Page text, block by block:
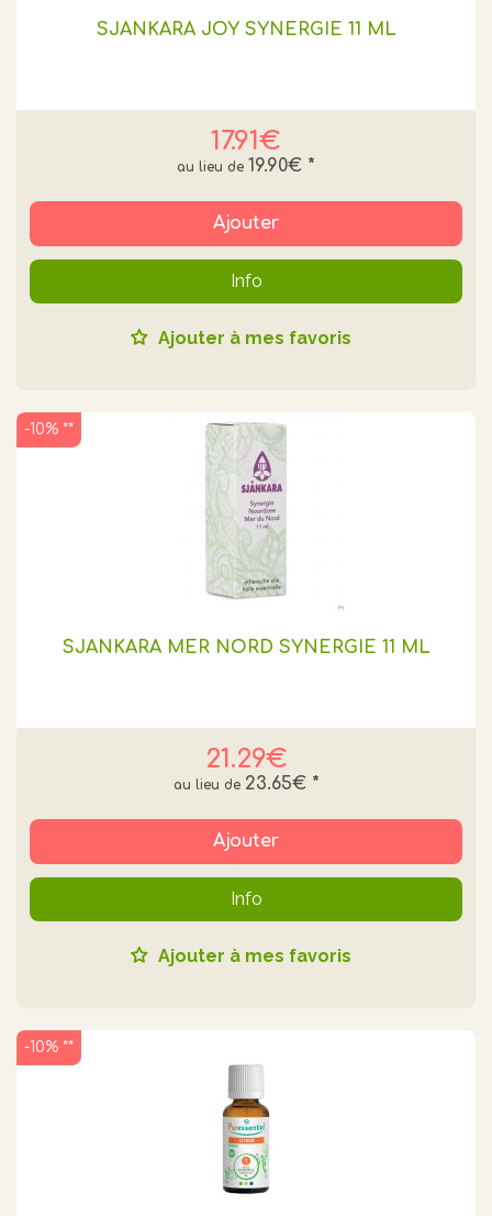
SJANKARA JOY SYNERGIE 11 ML
17.91€
19.90€ *
Ajouter
Info
Ajouter à mes favoris
SJANKARA MER NORD SYNERGIE 11 ML
21.29€
23.65€ *
-10% **
Ajouter
Info
Ajouter à mes favoris
-10% **